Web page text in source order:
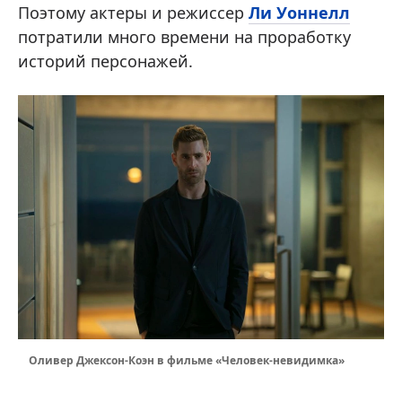
Поэтому актеры и режиссер Ли Уоннелл
потратили много времени на проработку
историй персонажей.
Оливер Джексон-Коэн в фильме «Человек-невидимка»